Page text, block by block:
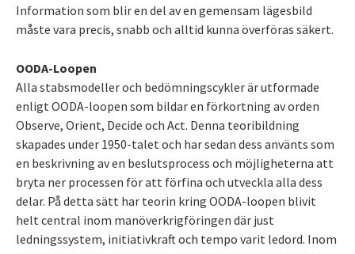
Information som blir en del av en gemensam lägesbild
måste vara precis, snabb och alltid kunna överföras säkert.
OODA-Loopen
Alla stabsmodeller och bedömningscykler är utformade
enligt OODA-loopen som bildar en förkortning av orden
Observe, Orient, Decide och Act. Denna teoribildning
skapades under 1950-talet och har sedan dess använts som
en beskrivning av en beslutsprocess och möjligheterna att
bryta ner processen för att förfina och utveckla alla dess
delar. På detta sätt har teorin kring OODA-loopen blivit
helt central inom manöverkrigföringen där just
ledningssystem, initiativkraft och tempo varit ledord. Inom